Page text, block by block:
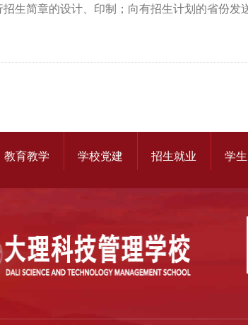
生简章的设计、印制；向有招生计划的省份发
教育教学 学校党建 招生就业 学